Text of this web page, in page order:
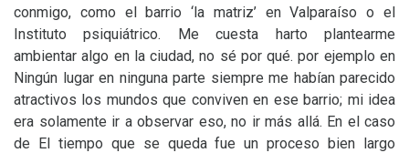
conmigo, como el barrio ‘la matriz’ en Valparaíso o el
Instituto psiquiátrico. Me cuesta harto plantearme
ambientar algo en la ciudad, no sé por qué. por ejemplo en
Ningún lugar en ninguna parte siempre me habían parecido
atractivos los mundos que conviven en ese barrio; mi idea
era solamente ir a observar eso, no ir más allá. En el caso
de El tiempo que se queda fue un proceso bien largo